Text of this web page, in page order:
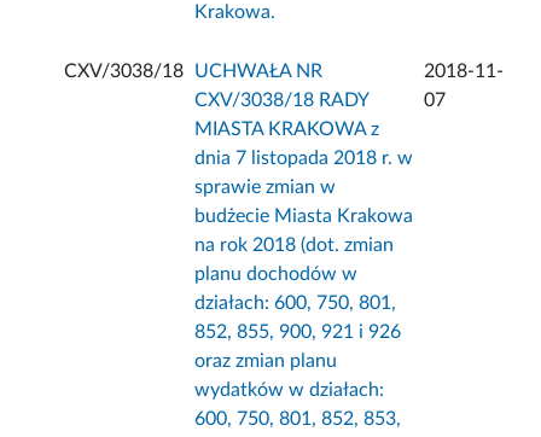
Krakowa.
CXV/3038/18
UCHWAŁA NR
CXV/3038/18 RADY
MIASTA KRAKOWA z
dnia 7 listopada 2018 r. w
sprawie zmian w
budżecie Miasta Krakowa
na rok 2018 (dot. zmian
planu dochodów w
działach: 600, 750, 801,
852, 855, 900, 921 i 926
oraz zmian planu
wydatków w działach:
600, 750, 801, 852, 853,
2018-11-
07